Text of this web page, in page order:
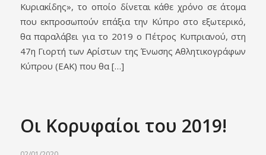
Κυριακίδης», το οποίο δίνεται κάθε χρόνο σε άτομα
που εκπροσωπούν επάξια την Κύπρο στο εξωτερικό,
θα παραλάβει για το 2019 ο Πέτρος Κυπριανού, στη
47η Γιορτή των Αρίστων της Ένωσης Αθλητικογράφων
Κύπρου (ΕΑΚ) που θα […]
Οι Κορυφαίοι του 2019!